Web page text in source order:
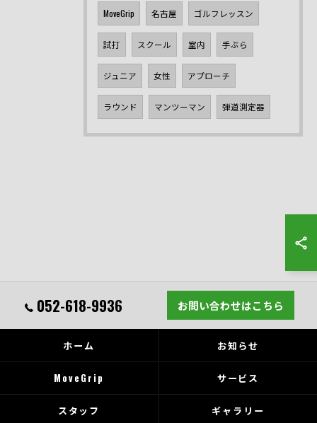
MoveGrip 名古屋 ゴルフレッスン
試打 スクール 室内 手ぶら
ジュニア 女性 アプローチ
ラウンド マンツーマン 弾道測定器
052-618-9936 お問い合わせはこちら
ホーム お知らせ
MoveGrip サービス
スタッフ ギャラリー